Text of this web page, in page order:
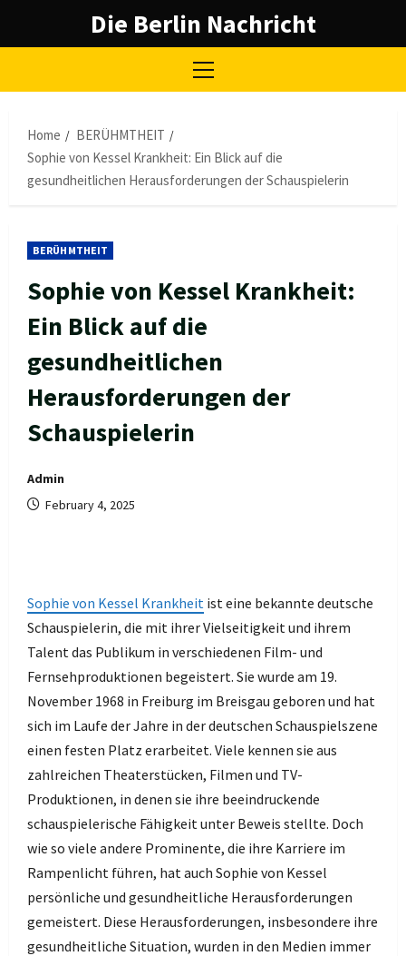
Die Berlin Nachricht
Primary
Home
BERÜHMTHEIT
Sophie von Kessel Krankheit: Ein Blick auf die
gesundheitlichen Herausforderungen der Schauspielerin
BERÜHMTHEIT
Sophie von Kessel Krankheit:
Ein Blick auf die
gesundheitlichen
Herausforderungen der
Schauspielerin
Admin
February 4, 2025
Sophie von Kessel Krankheit ist eine bekannte deutsche
Schauspielerin, die mit ihrer Vielseitigkeit und ihrem
Talent das Publikum in verschiedenen Film- und
Fernsehproduktionen begeistert. Sie wurde am 19.
November 1968 in Freiburg im Breisgau geboren und hat
sich im Laufe der Jahre in der deutschen Schauspielszene
einen festen Platz erarbeitet. Viele kennen sie aus
zahlreichen Theaterstücken, Filmen und TV-
Produktionen, in denen sie ihre beeindruckende
schauspielerische Fähigkeit unter Beweis stellte. Doch
wie so viele andere Prominente, die ihre Karriere im
Rampenlicht führen, hat auch Sophie von Kessel
persönliche und gesundheitliche Herausforderungen
gemeistert. Diese Herausforderungen, insbesondere ihre
gesundheitliche Situation, wurden in den Medien immer